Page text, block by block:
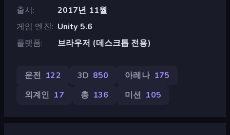
출시
2017년 11월
게임 엔진
Unity 5.6
플랫폼
브라우저 (데스크톱 전용)
운전 122 3D 850 아레나 175
외계인 17 총 136 미션 105